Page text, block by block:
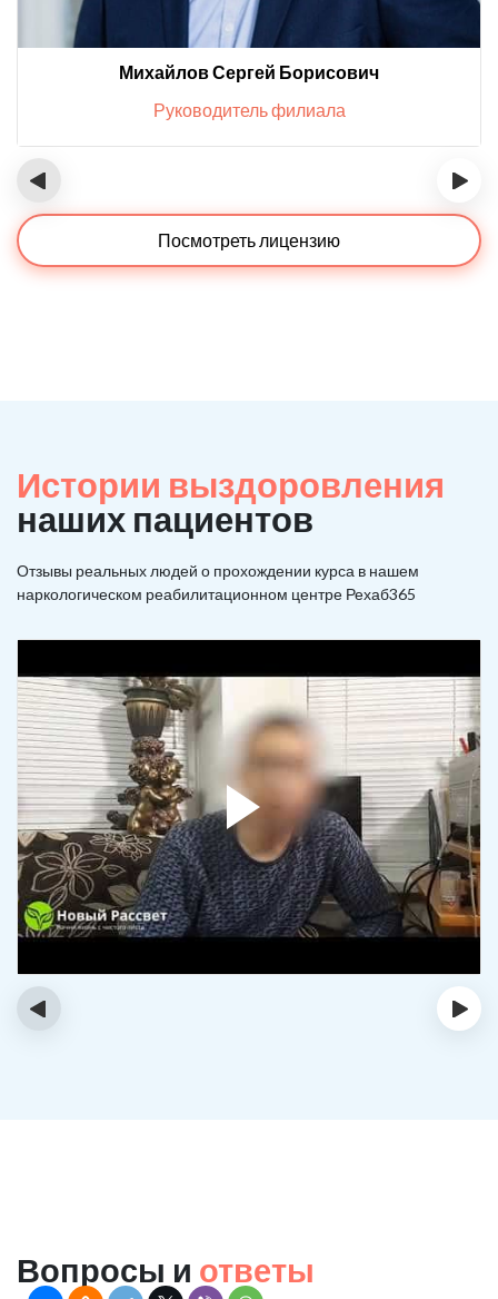
Михайлов Сергей Борисович
Руководитель филиала
‹ ›
Посмотреть лицензию
Истории выздоровления
наших пациентов
Отзывы реальных людей о прохождении курса в нашем
наркологическом реабилитационном центре Рехаб365
‹ ›
Вопросы и ответы